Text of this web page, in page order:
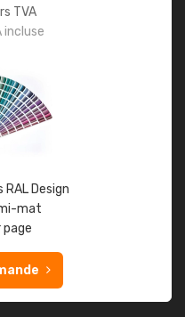
TVA
incluse
Design
mat
page